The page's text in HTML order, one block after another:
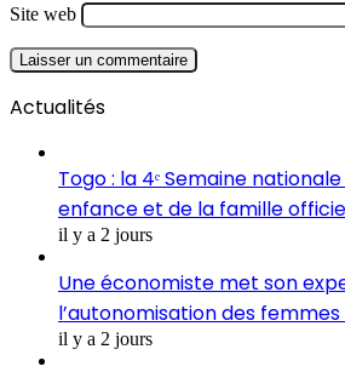
Site web
Actualités
Togo : la 4ᵉ Semaine
enfance et de la famille
il y a 2 jours
Une économiste met son
l’autonomisation des
il y a 2 jours